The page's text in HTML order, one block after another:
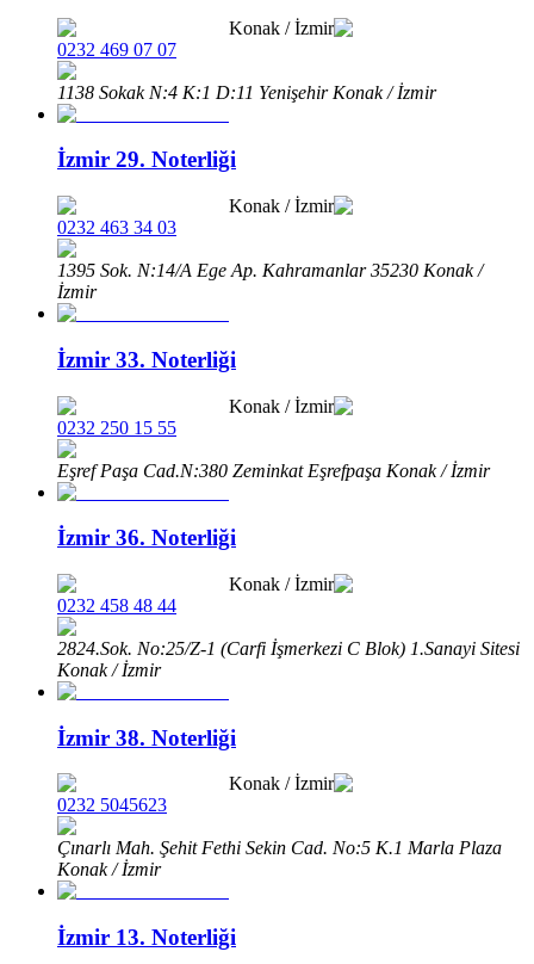
Konak /İzmir
0232 469 07 07
1138 Sokak N:4 K:1 D:11 Yenişehir Konak / İzmir
İzmir 29. Noterliği
Konak /İzmir
0232 463 34 03
1395 Sok. N:14/A Ege Ap. Kahramanlar 35230 Konak /
İzmir
İzmir 33. Noterliği
Konak /İzmir
0232 250 15 55
Eşref Paşa Cad.N:380 Zeminkat Eşrefpaşa Konak / İzmir
İzmir 36. Noterliği
Konak /İzmir
0232 458 48 44
2824.Sok. No:25/Z-1 (Carfi İşmerkezi C Blok) 1.Sanayi Sitesi
Konak / İzmir
İzmir 38. Noterliği
Konak /İzmir
0232 5045623
Çınarlı Mah. Şehit Fethi Sekin Cad. No:5 K.1 Marla Plaza
Konak / İzmir
İzmir 13. Noterliği